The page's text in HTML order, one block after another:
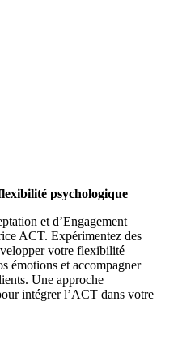
psychologique
et d’Engagement
ACT. Expérimentez des
votre flexibilité
émotions et accompagner
Une approche
intégrer l’ACT dans votre